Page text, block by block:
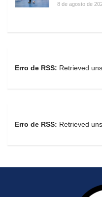
8 de agosto de
Erro de RSS: Retrieved
Erro de RSS: Retrieved